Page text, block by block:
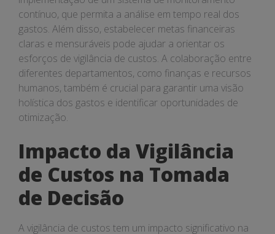
contínuo, que permita a análise em tempo real dos
gastos. Além disso, estabelecer metas financeiras
claras e mensuráveis pode ajudar a orientar os
esforços de vigilância de custos. A colaboração entre
diferentes departamentos, como finanças e recursos
humanos, também é crucial para garantir uma visão
holística dos gastos e identificar oportunidades de
otimização.
Impacto da Vigilância
de Custos na Tomada
de Decisão
A vigilância de custos tem um impacto significativo na